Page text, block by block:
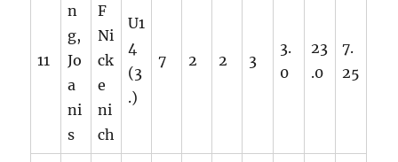
11
n
g,
Jo
a
ni
s
F
Ni
ck
e
ni
ch
U1
4
(3
.)
7 2 2 3
3.
0
23
.0
7.
25